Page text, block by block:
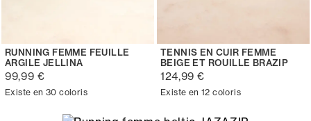
RUNNING FEMME FEUILLE
ARGILE JELLINA
99,99 €
Existe en 30 coloris
TENNIS EN CUIR FEMME
BEIGE ET ROUILLE BRAZIP
124,99 €
Existe en 12 coloris